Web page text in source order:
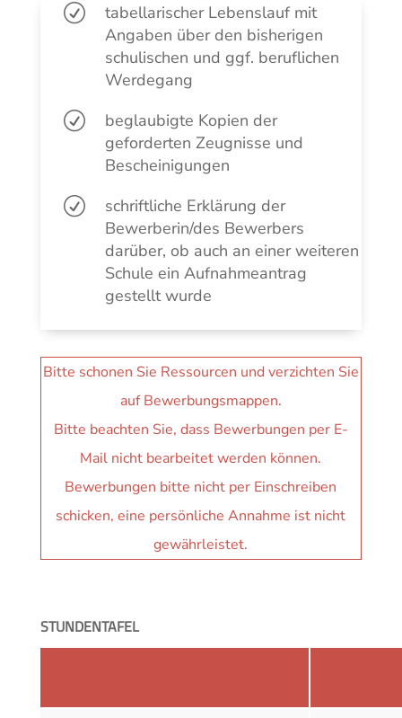
R
tabellarischer Lebenslauf mit
Angaben über den bisherigen
schulischen und ggf. beruflichen
Werdegang
R
beglaubigte Kopien der
geforderten Zeugnisse und
Bescheinigungen
R
schriftliche Erklärung der
Bewerberin/des Bewerbers
darüber, ob auch an einer weiteren
Schule ein Aufnahmeantrag
gestellt wurde
Bitte schonen Sie Ressourcen und verzichten Sie
auf Bewerbungsmappen.
Bitte beachten Sie, dass Bewerbungen per E-
Mail nicht bearbeitet werden können.
Bewerbungen bitte nicht per Einschreiben
schicken, eine persönliche Annahme ist nicht
gewährleistet.
STUNDENTAFEL